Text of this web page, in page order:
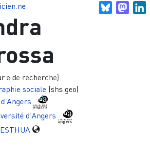
Bluesky
de recherche)
sociale (shs.geo)
d'Angers